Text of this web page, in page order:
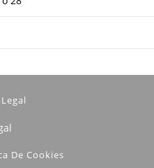
De Cookies